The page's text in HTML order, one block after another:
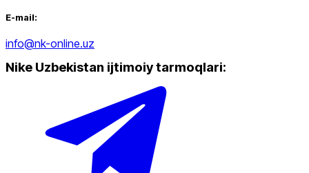
E-mail:
info@nk-online.uz
Nike Uzbekistan ijtimoiy tarmoqlari: